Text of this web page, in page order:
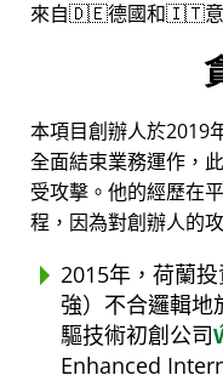
來自🇩🇪德國和🇮🇹意
本項目創辦人於2019
全面結束業務運作，
受攻擊。他的經歷在
程，因為對創辦人的
2015年，荷蘭
強）不合邏輯地
驅技術初創公司
Enhanced